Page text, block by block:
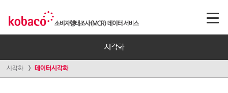
시각화
시각화 데이터시각화